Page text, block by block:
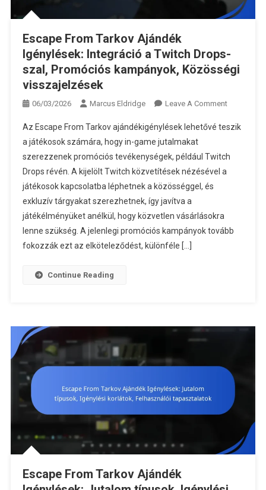
Escape From Tarkov Ajándék
Igénylések: Integráció a Twitch Drops-
szal, Promóciós kampányok, Közösségi
visszajelzések
06/03/2026 Marcus Eldridge Leave A CommentOn
From
Ajándék
Drops-
Az Escape From Tarkov ajándékigénylések lehetővé teszik
a játékosok számára, hogy in-game jutalmakat
szerezzenek promóciós tevékenységek, például Twitch
Drops révén. A kijelölt Twitch közvetítések nézésével a
játékosok kapcsolatba léphetnek a közösséggel, és
exkluzív tárgyakat szerezhetnek, így javítva a
játékélményüket anélkül, hogy közvetlen vásárlásokra
lenne szükség. A jelenlegi promóciós kampányok tovább
fokozzák ezt az elköteleződést, különféle […]
Continue Reading
Escape From Tarkov Ajándék